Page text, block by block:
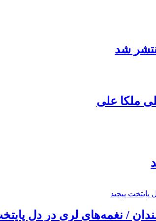
شد
ملکا علی
/ نغمه‌های لری در دل